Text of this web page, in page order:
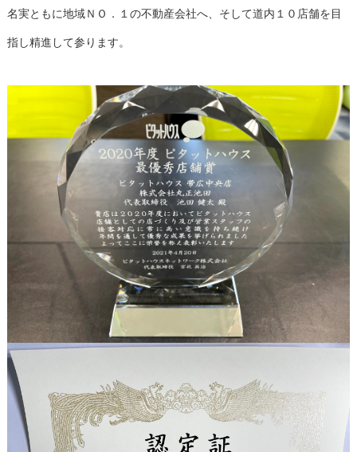
名実ともに地域ＮＯ．１の不動産会社へ、そして道内１０店舗を目
指し精進して参ります。